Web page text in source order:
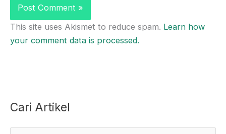
This site uses Akismet to reduce spam. Learn how
your comment data is processed.
Cari Artikel